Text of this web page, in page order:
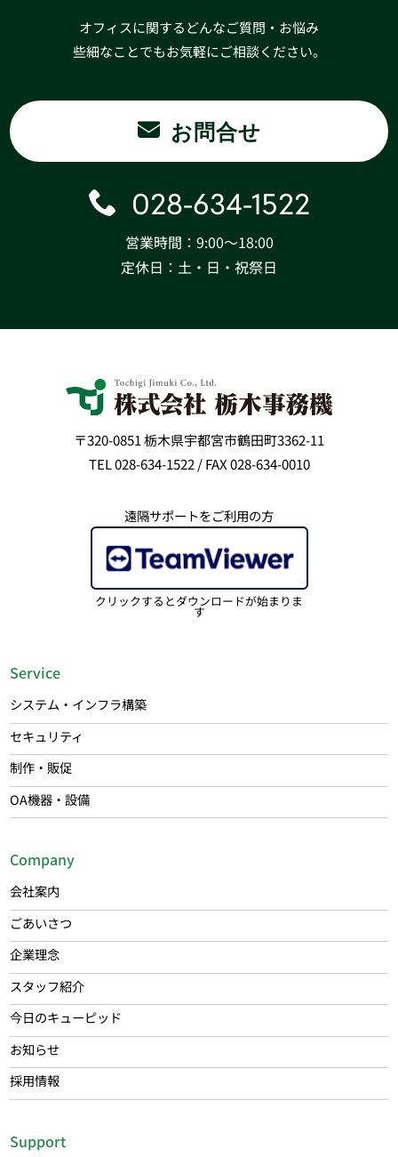
オフィスに関するどんなご質問・お悩み
些細なことでもお気軽にご相談ください。
お問合せ
028-634-1522
営業時間：9:00〜18:00
定休日：土・日・祝祭日
〒320-0851 栃木県宇都宮市鶴田町3362-11
TEL 028-634-1522 / FAX 028-634-0010
遠隔サポートをご利用の方
クリックするとダウンロードが始まりま
す
Service
システム・インフラ構築
セキュリティ
制作・販促
OA機器・設備
Company
会社案内
ごあいさつ
企業理念
スタッフ紹介
今日のキューピッド
お知らせ
採用情報
Support